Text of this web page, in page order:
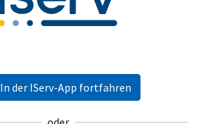
In der IServ-App fortfahren